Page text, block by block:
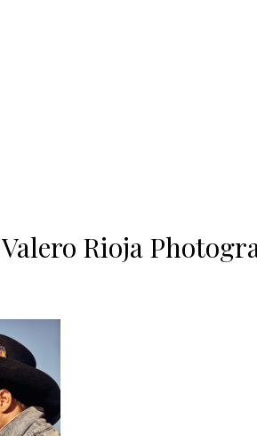
Valero Rioja